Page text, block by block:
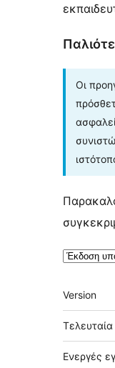
Οι
Version
Ενεργές